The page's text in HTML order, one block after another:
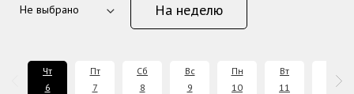
На неделю
Чт
6
Пт
7
Сб
8
Вс
9
Пн
10
Вт
11
12